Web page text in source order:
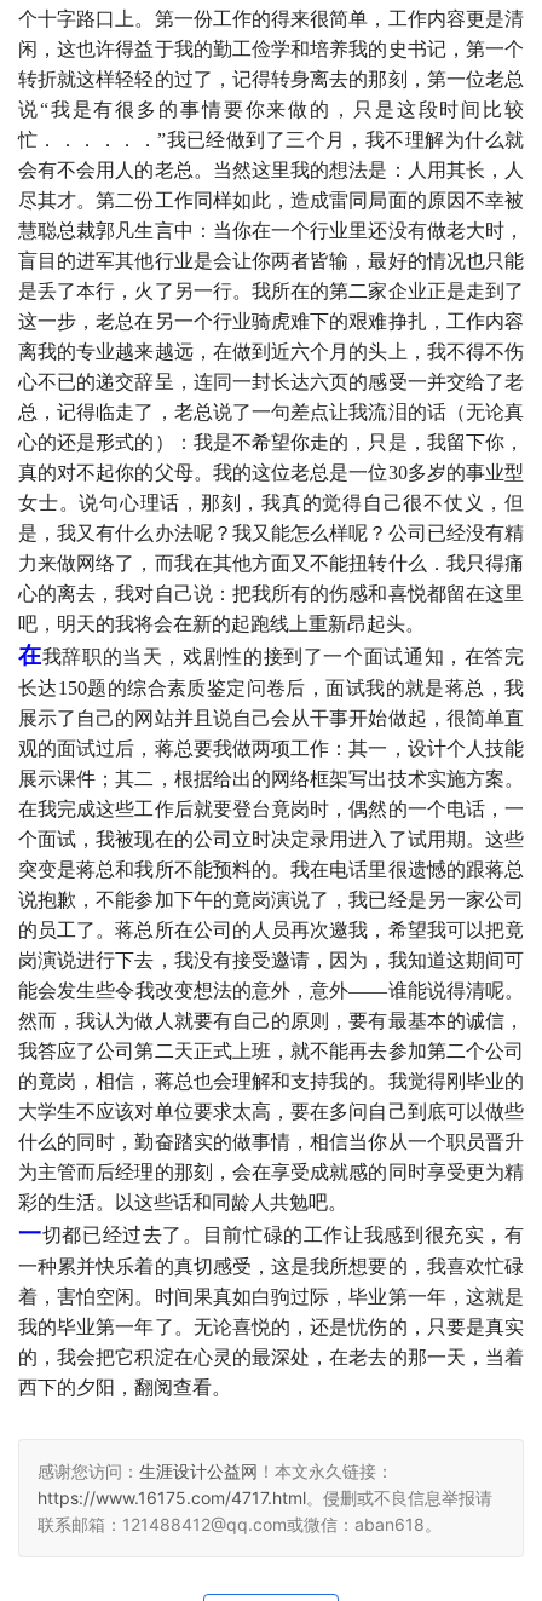
个十字路口上。第一份工作的得来很简单，工作内容更是清
闲，这也许得益于我的勤工俭学和培养我的史书记，第一个
转折就这样轻轻的过了，记得转身离去的那刻，第一位老总
说“我是有很多的事情要你来做的，只是这段时间比较
忙．．．．．．”我已经做到了三个月，我不理解为什么就
会有不会用人的老总。当然这里我的想法是：人用其长，人
尽其才。第二份工作同样如此，造成雷同局面的原因不幸被
慧聪总裁郭凡生言中：当你在一个行业里还没有做老大时，
盲目的进军其他行业是会让你两者皆输，最好的情况也只能
是丢了本行，火了另一行。我所在的第二家企业正是走到了
这一步，老总在另一个行业骑虎难下的艰难挣扎，工作内容
离我的专业越来越远，在做到近六个月的头上，我不得不伤
心不已的递交辞呈，连同一封长达六页的感受一并交给了老
总，记得临走了，老总说了一句差点让我流泪的话（无论真
心的还是形式的）：我是不希望你走的，只是，我留下你，
真的对不起你的父母。我的这位老总是一位30多岁的事业型
女士。说句心理话，那刻，我真的觉得自己很不仗义，但
是，我又有什么办法呢？我又能怎么样呢？公司已经没有精
力来做网络了，而我在其他方面又不能扭转什么．我只得痛
心的离去，我对自己说：把我所有的伤感和喜悦都留在这里
吧，明天的我将会在新的起跑线上重新昂起头。
在我辞职的当天，戏剧性的接到了一个面试通知，在答完
长达150题的综合素质鉴定问卷后，面试我的就是蒋总，我
展示了自己的网站并且说自己会从干事开始做起，很简单直
观的面试过后，蒋总要我做两项工作：其一，设计个人技能
展示课件；其二，根据给出的网络框架写出技术实施方案。
在我完成这些工作后就要登台竟岗时，偶然的一个电话，一
个面试，我被现在的公司立时决定录用进入了试用期。这些
突变是蒋总和我所不能预料的。我在电话里很遗憾的跟蒋总
说抱歉，不能参加下午的竟岗演说了，我已经是另一家公司
的员工了。蒋总所在公司的人员再次邀我，希望我可以把竟
岗演说进行下去，我没有接受邀请，因为，我知道这期间可
能会发生些令我改变想法的意外，意外——谁能说得清呢。
然而，我认为做人就要有自己的原则，要有最基本的诚信，
我答应了公司第二天正式上班，就不能再去参加第二个公司
的竟岗，相信，蒋总也会理解和支持我的。我觉得刚毕业的
大学生不应该对单位要求太高，要在多问自己到底可以做些
什么的同时，勤奋踏实的做事情，相信当你从一个职员晋升
为主管而后经理的那刻，会在享受成就感的同时享受更为精
彩的生活。以这些话和同龄人共勉吧。
一切都已经过去了。目前忙碌的工作让我感到很充实，有
一种累并快乐着的真切感受，这是我所想要的，我喜欢忙碌
着，害怕空闲。时间果真如白驹过际，毕业第一年，这就是
我的毕业第一年了。无论喜悦的，还是忧伤的，只要是真实
的，我会把它积淀在心灵的最深处，在老去的那一天，当着
西下的夕阳，翻阅查看。
感谢您访问： 生涯设计公益网 ！本文永久链接：
https://www.16175.com/4717.html。侵删或不良信息举报请
联系邮箱：121488412@qq.com或微信：aban618。